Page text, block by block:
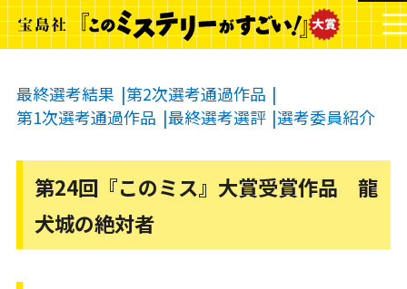
最終選考結果 第2次選考通過作品
第1次選考通過作品 最終選考選評 選考委員紹介
第24回『このミス』大賞受賞作品 龍
犬城の絶対者